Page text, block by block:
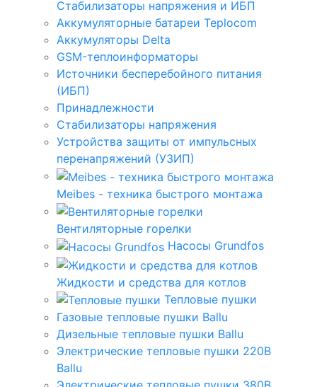
Стабилизаторы напряжения и ИБП
Аккумуляторные батареи Teplocom
Аккумуляторы Delta
GSM-теплоинформаторы
Источники бесперебойного питания
(ИБП)
Принадлежности
Стабилизаторы напряжения
Устройства защиты от импульсных
перенапряжений (УЗИП)
Meibes - техника быстрого монтажа
Вентиляторные горелки
Насосы Grundfos
Жидкости и средства для котлов
Тепловые пушки
Газовые тепловые пушки Ballu
Дизельные тепловые пушки Ballu
Электрические тепловые пушки 220В
Ballu